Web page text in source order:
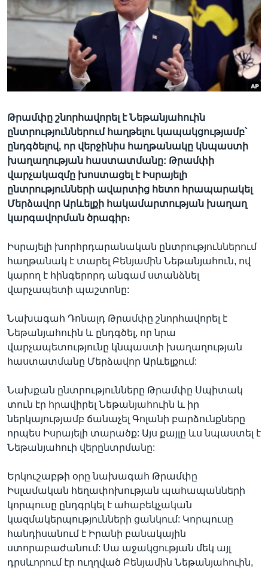
Թրամփը շնորհավորել է Նեթանյահուին
ընտրություններում հաղթելու կապակցությամբ՝
ընդգծելով, որ վերջինիս հաղթանակը կնպաստի
խաղաղության հաստատմանը: Թրամփի
վարչակազմը խոստացել է Իսրայելի
ընտրությունների ավարտից հետո հրապարակել
Մերձավոր Արևելքի հակամարտության խաղաղ
կարգավորման ծրագիր։
Իսրայելի խորհրդարանական ընտրություններում
հաղթանակ է տարել Բենյամին Նեթանյահուն, ով
կարող է հինգերորդ անգամ ստանձնել
վարչապետի պաշտոնը:
Նախագահ Դոնալդ Թրամփը շնորհավորել է
Նեթանյահուին և ընդգծել, որ նրա
վարչապետությունը կնպաստի խաղաղության
հաստատմանը Մերձավոր Արևելքում:
Նախքան ընտրությունները Թրամփը Սպիտակ
տուն էր հրավիրել Նեթանյահուին և իր
ներկայությամբ ճանաչել Գոլանի բարձունքները
որպես Իսրայելի տարածք: Այս քայլը ևս նպաստել է
Նեթանյահուի վերընտրմանը:
Երկուշաբթի օրը նախագահ Թրամփը
Իսլամական հեղափոխության պահապանների
կորպուսը ընդգրկել է ահաբեկչական
կազմակերպությունների ցանկում: Կորպուսը
հանդիսանում է Իրանի բանակային
ստորաբաժանում: Սա աջակցության մեկ այլ
դրսևորում էր ուղղված Բենյամին Նեթանյահուին,